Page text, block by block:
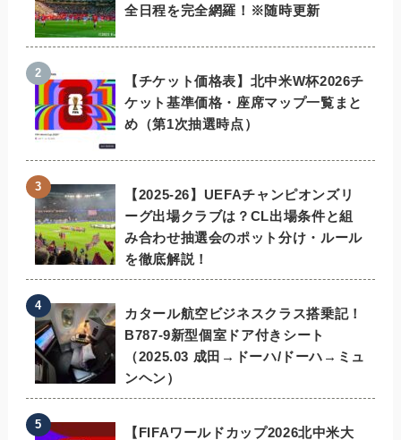
全日程を完全網羅！※随時更新
【チケット価格表】北中米W杯2026チ
ケット基準価格・座席マップ一覧まと
め（第1次抽選時点）
【2025-26】UEFAチャンピオンズリ
ーグ出場クラブは？CL出場条件と組
み合わせ抽選会のポット分け・ルール
を徹底解説！
カタール航空ビジネスクラス搭乗記！
B787-9新型個室ドア付きシート
（2025.03 成田→ドーハ/ドーハ→ミュ
ンヘン）
【FIFAワールドカップ2026北中米大